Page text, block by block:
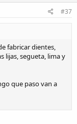
#37
fabricar dientes,
lijas, segueta, lima y
que paso van a